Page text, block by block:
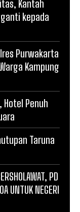
Kantah
kepada
Purwakarta
Kampung
Hotel Penuh
Taruna
PD
UNTUK NEGERI